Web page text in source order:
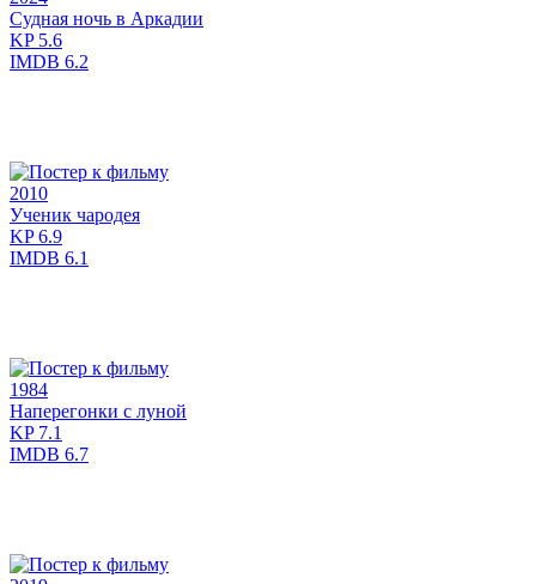
Судная ночь в Аркадии
KP5.6
IMDB 6.2
2010
Ученик чародея
KP6.9
IMDB 6.1
1984
Наперегонки с луной
KP7.1
IMDB 6.7